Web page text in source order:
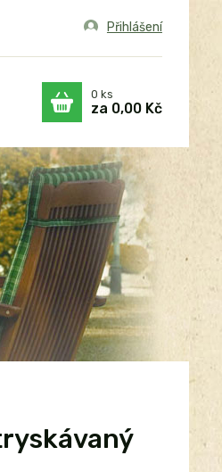
Přihlášení
0 ks
za 0,00 Kč